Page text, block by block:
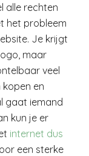
alle rechten
het probleem
Je krijgt
maar
veel
en
gaat iemand
kun je er
internet dus
een sterke